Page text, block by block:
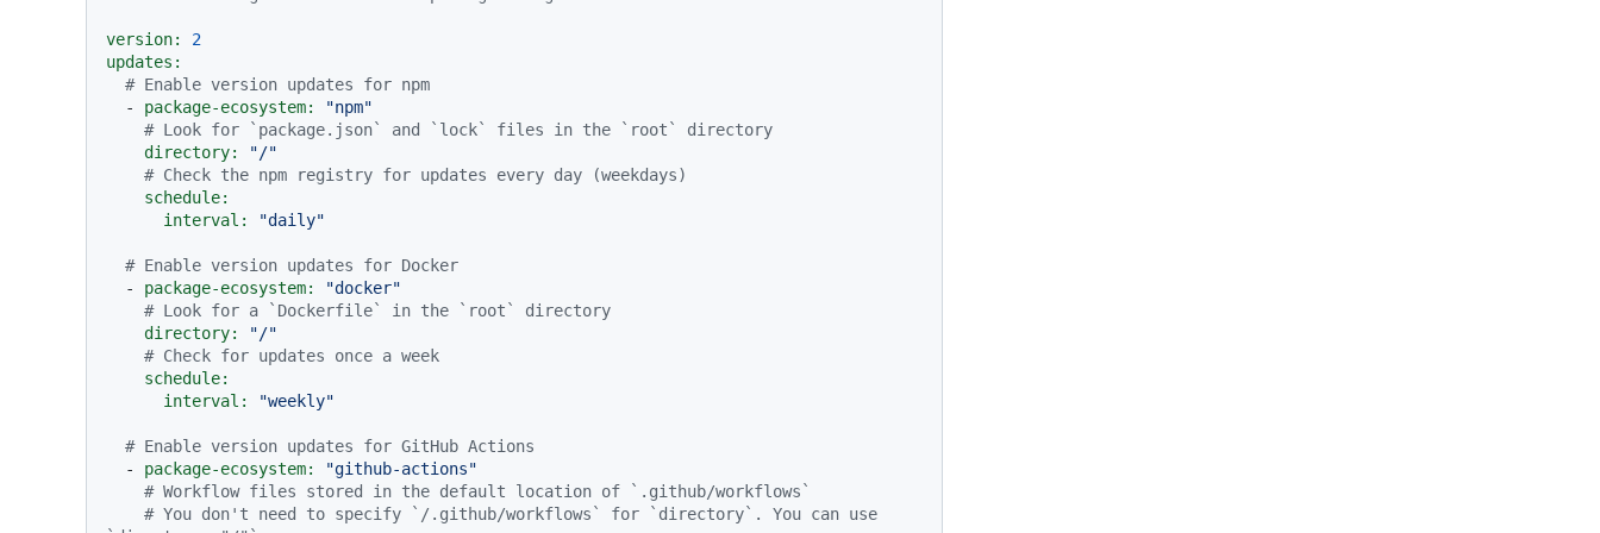
version:
2
updates:
# Enable version updates for npm
-
package-ecosystem:
"npm"
# Look for `package.json` and `lock` files in the `root` directory
directory:
"/"
# Check the npm registry for updates every day (weekdays)
schedule:
interval:
"daily"
# Enable version updates for Docker
-
package-ecosystem:
"docker"
# Look for a `Dockerfile` in the `root` directory
directory:
"/"
# Check for updates once a week
schedule:
interval:
"weekly"
# Enable version updates for GitHub Actions
-
package-ecosystem:
"github-actions"
# Workflow files stored in the default location of `.github/workflows`
# You don't need to specify `/.github/workflows` for `directory`. You can use